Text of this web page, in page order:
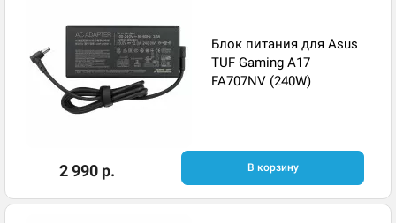
Блок питания для Asus
TUF Gaming A17
FA707NV (240W)
2 990 р. В корзину